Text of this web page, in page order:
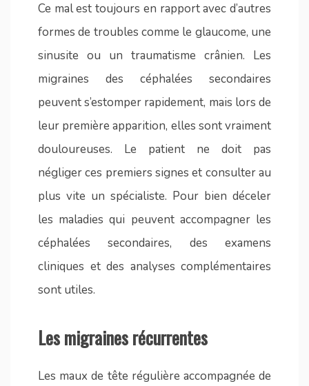
Ce mal est toujours en rapport avec d’autres
formes de troubles comme le glaucome, une
sinusite ou un traumatisme crânien. Les
migraines des céphalées secondaires
peuvent s’estomper rapidement, mais lors de
leur première apparition, elles sont vraiment
douloureuses. Le patient ne doit pas
négliger ces premiers signes et consulter au
plus vite un spécialiste. Pour bien déceler
les maladies qui peuvent accompagner les
céphalées secondaires, des examens
cliniques et des analyses complémentaires
sont utiles.
Les migraines récurrentes
Les maux de tête régulière accompagnée de